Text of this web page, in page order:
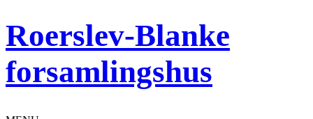
Roerslev-Blanke
forsamlingshus